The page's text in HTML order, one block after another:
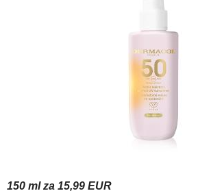
150 ml za 15,99 EUR